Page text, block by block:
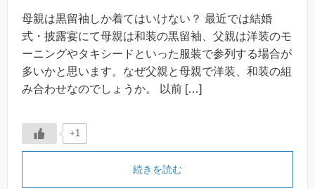
母親は黒留袖しか着てはいけない？ 最近では結婚
式・披露宴にて母親は和装の黒留袖、父親は洋装のモ
ーニングやタキシードといった服装で参列する場合が
多いかと思います。なぜ父親と母親で洋装、和装の組
み合わせなのでしょうか。 以前 […]
+1
続きを読む